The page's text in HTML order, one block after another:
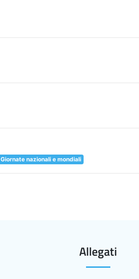
Giornate nazionali e mondiali
Allegati